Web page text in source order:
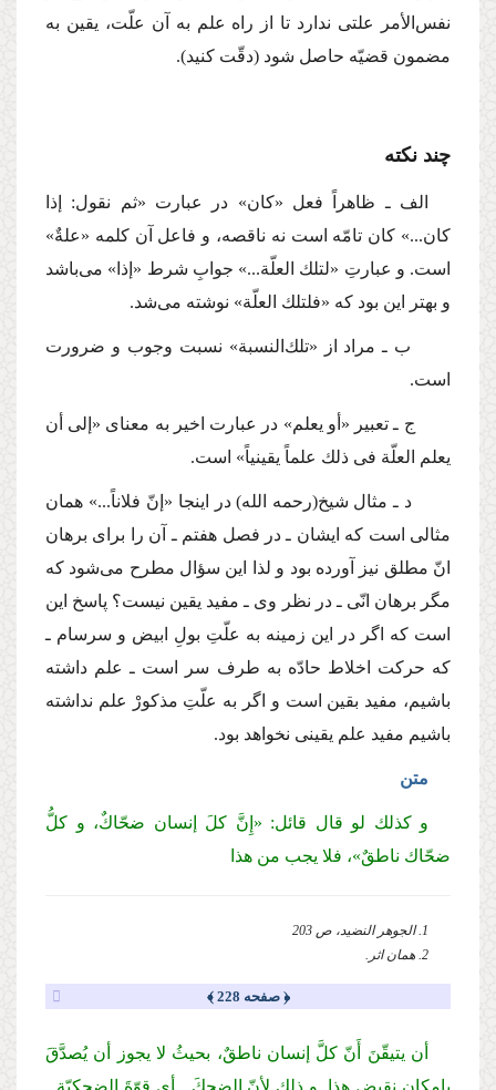
نفس‌الأمر علتی ندارد تا از راه علم به آن علّت، یقین به
مضمون قضیّه حاصل شود (دقّت كنید).
چند نكته
الف ـ ظاهراً فعل «كان» در عبارت «ثم نقول: إذا
كان...» كان تامّه است نه ناقصه، و فاعل آن كلمه «علةٌ»
است. و عبارتِ «لتلك العلّة...» جوابِ شرط «إذا» می‌باشد
و بهتر این بود كه «فلتلك العلّة» نوشته می‌شد.
ب ـ مراد از «تلك‌النسبة» نسبت وجوب و ضرورت
است.
ج ـ تعبیر «أو یعلم» در عبارت اخیر به معنای «إلی أن
یعلم العلّة فی ذلك علماً یقینیاً» است.
د ـ مثال شیخ(رحمه الله) در اینجا «إنّ فلاناً...» همان
مثالی است كه ایشان ـ در فصل هفتم ـ آن را برای برهان
انّ مطلق نیز آورده بود و لذا این سؤال مطرح می‌شود كه
مگر برهان انّی ـ در نظر وی ـ مفید یقین نیست؟ پاسخ این
است كه اگر در این زمینه به علّتِ بولِ ابیض و سرسام ـ
كه حركت اخلاط حادّه به طرف سر است ـ علم داشته
باشیم، مفید بقین است و اگر به علّتِ مذكورْ علم نداشته
باشیم مفید علم یقینی نخواهد بود.
متن
و كذلك لو قال قائل: «إِنَّ كلَ إنسان ضحّاكٌ، و كلُّ
ضحّاك ناطقٌ»، فلا یجب من هذا
1. الجوهر النضید، ص 203
2. همان اثر.
﴿ صفحه 228 ﴾
أن یتیقّنَ أَنّ كلَّ إنسان ناطقٌ، بحیثُ لا یجوز أن یُصدَّقَ
بإمكانِ نقیضِ هذا. و ذلك لأنّ الضحكَ ـ أی قوّةَ الضِحكیّة ـ